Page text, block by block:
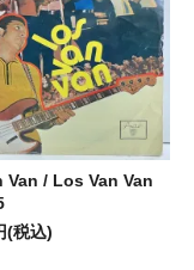
Van / Los Van Van
(税込)